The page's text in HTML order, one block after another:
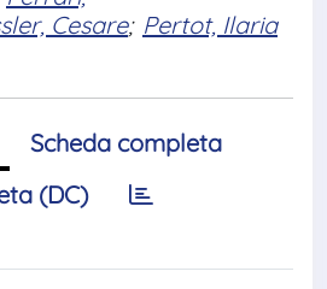
Cesare; Pertot, Ilaria
Scheda completa
(DC)